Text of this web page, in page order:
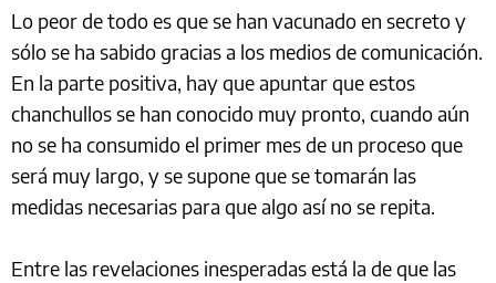
Lo peor de todo es que se han vacunado en secreto y
sólo se ha sabido gracias a los medios de comunicación.
En la parte positiva, hay que apuntar que estos
chanchullos se han conocido muy pronto, cuando aún
no se ha consumido el primer mes de un proceso que
será muy largo, y se supone que se tomarán las
medidas necesarias para que algo así no se repita.
Entre las revelaciones inesperadas está la de que las